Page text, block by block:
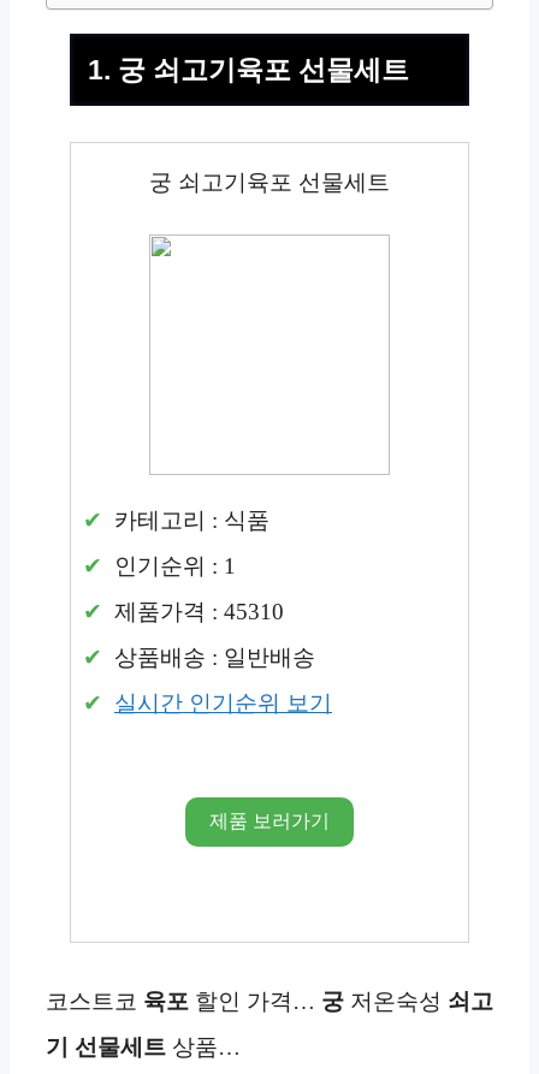
1. 궁 쇠고기육포 선물세트
궁 쇠고기육포 선물세트
카테고리 : 식품
인기순위 : 1
제품가격 : 45310
상품배송 : 일반배송
실시간 인기순위 보기
제품 보러가기
코스트코 육포 할인 가격… 궁 저온숙성 쇠고
기
선물세트 상품…